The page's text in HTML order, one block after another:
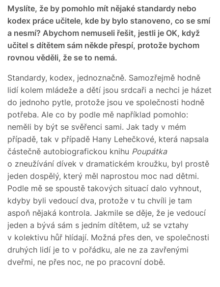
Myslíte, že by pomohlo mít nějaké standardy nebo
kodex práce učitele, kde by bylo stanoveno, co se smí
a nesmí? Abychom nemuseli řešit, jestli je OK, když
učitel s dítětem sám někde přespí, protože bychom
rovnou věděli, že se to nemá.
Standardy, kodex, jednoznačně. Samozřejmě hodně
lidí kolem mládeže a dětí jsou srdcaři a nechci je házet
do jednoho pytle, protože jsou ve společnosti hodně
potřeba. Ale co by podle mě například pomohlo:
neměli by být se svěřenci sami. Jak tady v mém
případě, tak v případě Hany Lehečkové, která napsala
částečně autobiografickou knihu Poupátka
o zneužívání dívek v dramatickém kroužku, byl prostě
jeden dospělý, který měl naprostou moc nad dětmi.
Podle mě se spoustě takových situací dalo vyhnout,
kdyby byli vedoucí dva, protože v tu chvíli je tam
aspoň nějaká kontrola. Jakmile se děje, že je vedoucí
jeden a bývá sám s jedním dítětem, už se vztahy
v kolektivu hůř hlídají. Možná přes den, ve společnosti
druhých lidí je to v pořádku, ale ne za zavřenými
dveřmi, ne přes noc, ne po pracovní době.